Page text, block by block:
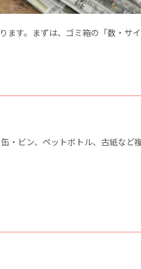
ます。まずは、ゴミ箱の「数・サ
・ビン、ペットボトル、古紙など